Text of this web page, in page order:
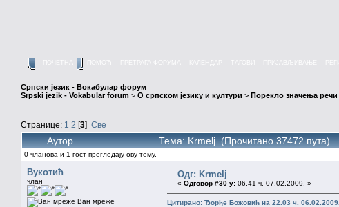
КАЛЕНДАР
Српски језик - Вокабулар форум
Srpski jezik - Vokabular forum > О српском језику и култури > Порекло значења речи
Странице: 1 2 [3] Све
Аутор Тема: Krmelj (Прочитано 37472 пута)
0 чланова и 1 гост прегледају ову тему.
Вукотић
члан
Ван мреже
Одг: Krmelj
« Одговор #30 у: 06.41 ч. 07.02.2009. »
Цитирано: Ђорђе Божовић на 22.03 ч. 06.02.2009.